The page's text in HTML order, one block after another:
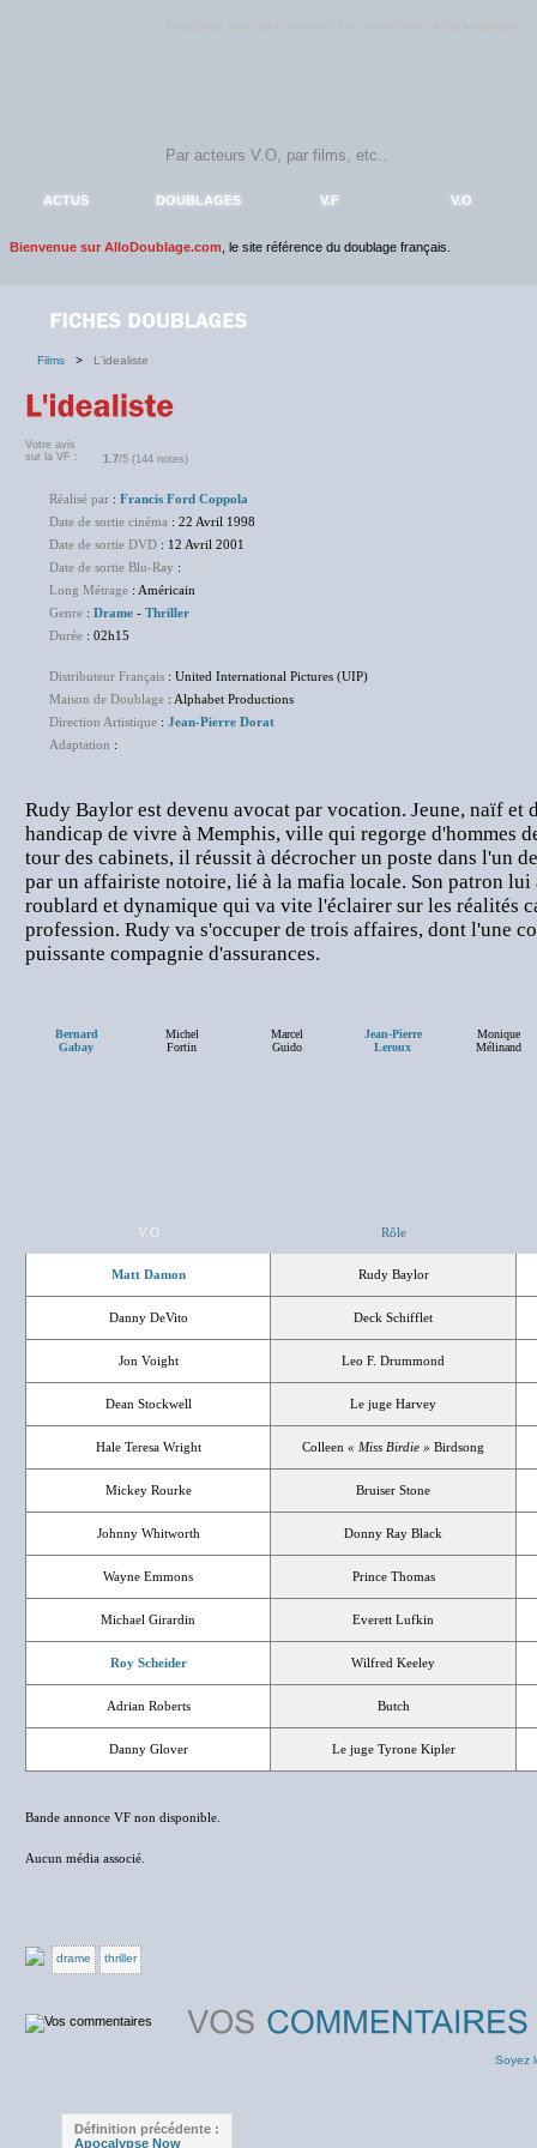
ACTUS DOUBLAGES V.F V.O
Bienvenue sur AlloDoublage.com , le site référence du doublage français.
Films > L'idealiste
Votre avis
sur la VF :
1.7/5 (144 notes)
Réalisé par : Francis Ford Coppola
Date de sortie cinéma : 22 Avril 1998
Date de sortie DVD : 12 Avril 2001
Date de sortie Blu-Ray :
Long Métrage : Américain
Genre : Drame - Thriller
Durée : 02h15
Distributeur Français : United International Pictures (UIP)
Maison de Doublage : Alphabet Productions
Direction Artistique : Jean-Pierre Dorat
Adaptation :
Rudy Baylor est devenu avocat par vocation. Jeune, naïf et
handicap de vivre à Memphis, ville qui regorge d'hommes
tour des cabinets, il réussit à décrocher un poste dans l'un
par un affairiste notoire, lié à la mafia locale. Son patron
roublard et dynamique qui va vite l'éclairer sur les réalités
profession. Rudy va s'occuper de trois affaires, dont l'une
puissante compagnie d'assurances.
Bernard
Gabay
Michel
Fortin
Marcel
Guido
Jean-Pierre
Leroux
Monique
Mélinand
V.O Rôle
Matt Damon Rudy Baylor
Danny DeVito Deck Schifflet
Jon Voight Leo F. Drummond
Dean Stockwell Le juge Harvey
Hale Teresa Wright Colleen « Miss Birdie » Birdsong
Mickey Rourke Bruiser Stone
Johnny Whitworth Donny Ray Black
Wayne Emmons Prince Thomas
Michael Girardin Everett Lufkin
Roy Scheider Wilfred Keeley
Adrian Roberts Butch
Danny Glover Le juge Tyrone Kipler
Bande annonce VF non disponible.
Aucun média associé.
drame thriller
Soyez
Définition précédente :
Apocalypse Now